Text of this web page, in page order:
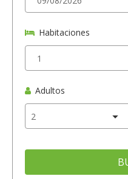
Habitaciones
Adultos